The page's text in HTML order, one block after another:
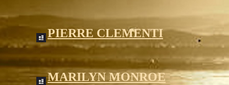
PIERRE CLEMENTI
MARILYN MONROE